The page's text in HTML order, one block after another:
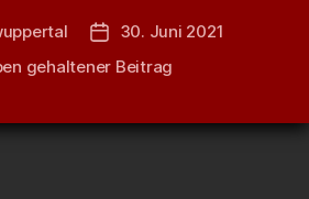
Veröffentlichungsdatum
30. Juni 2021
gehaltener Beitrag